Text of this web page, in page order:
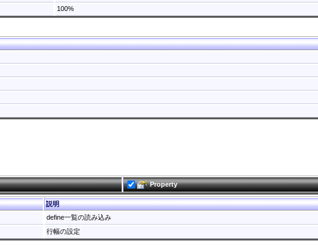
100%
Property
説明
define一覧の読み込み
行幅の設定